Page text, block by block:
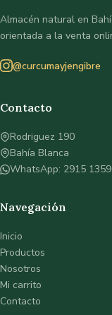
Almacén natural en
orientada a la venta
@curcumayjengibre
Contacto
Rodriguez 190
Bahía Blanca
WhatsApp: 2915
Navegación
Inicio
Productos
Nosotros
Mi carrito
Contacto